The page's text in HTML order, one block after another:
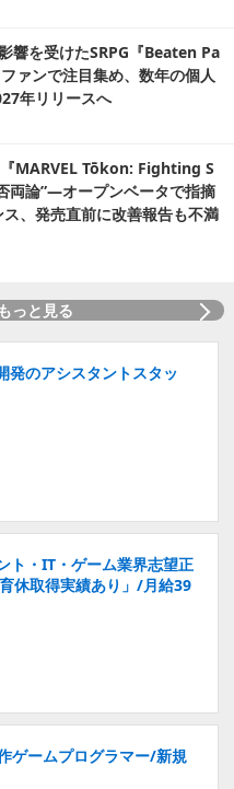
響を受けたSRPG『Beaten Pa
ァンで注目集め、数年の個人
年リリースへ
MARVEL Tōkon: Fighting S
両論”―オープンベータで指摘
、発売直前に改善報告も不満
っと見る
発のアシスタントスタッ
ト・IT・ゲーム業界志望正
休取得実績あり」/月給39
ゲームプログラマー/新規